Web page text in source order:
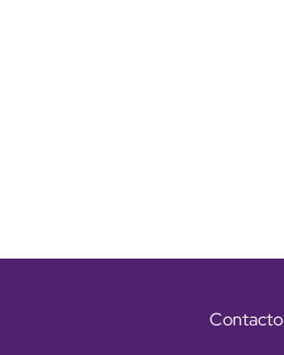
Contacto